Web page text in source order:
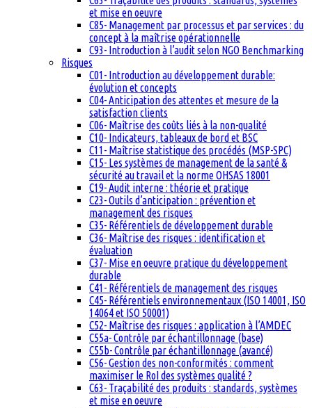
et mise en oeuvre
C85- Management par processus et par services : du
concept à la maîtrise opérationnelle
C93- Introduction à l’audit selon NGO Benchmarking
Risques
C01- Introduction au développement durable:
évolution et concepts
C04- Anticipation des attentes et mesure de la
satisfaction clients
C06- Maîtrise des coûts liés à la non-qualité
C10- Indicateurs, tableaux de bord et BSC
C11- Maîtrise statistique des procédés (MSP-SPC)
C15- Les systèmes de management de la santé &
sécurité au travail et la norme OHSAS 18001
C19- Audit interne : théorie et pratique
C23- Outils d’anticipation : prévention et
management des risques
C35- Référentiels de développement durable
C36- Maîtrise des risques : identification et
évaluation
C37- Mise en oeuvre pratique du développement
durable
C41- Référentiels de management des risques
C45- Référentiels environnementaux (ISO 14001, ISO
14064 et ISO 50001)
C52- Maîtrise des risques : application à l’AMDEC
C55a- Contrôle par échantillonnage (base)
C55b- Contrôle par échantillonnage (avancé)
C56- Gestion des non-conformités : comment
maximiser le RoI des systèmes qualité ?
C63- Traçabilité des produits : standards, systèmes
et mise en oeuvre